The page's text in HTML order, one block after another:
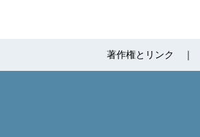
著作権とリンク